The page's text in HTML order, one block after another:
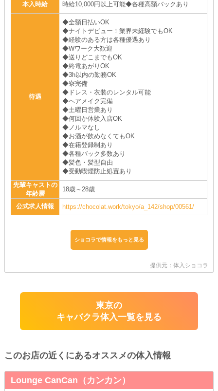
本入時給 時給10,000円以上可能◆各種高額バックあり
待遇
◆全額日払いOK
◆ナイトデビュー！業界未経験でもOK
◆経験のある方は各種優遇あり
◆Wワーク大歓迎
◆送りどこまでもOK
◆終電あがりOK
◆3h以内の勤務OK
◆寮完備
◆ドレス・衣装のレンタル可能
◆ヘアメイク完備
◆土曜日営業あり
◆何回か体験入店OK
◆ノルマなし
◆お酒が飲めなくてもOK
◆在籍登録制あり
◆各種バック多数あり
◆髪色・髪型自由
◆受動喫煙防止処置あり
先輩キャストの
年齢層
18歳～28歳
公式求人情報 https://chocolat.work/tokyo/a_142/shop/00561/
ショコラで情報をもっと見る
提供元：体入ショコラ
東京の
キャバクラ体入一覧を見る
このお店の近くにあるオススメの体入情報
Lounge CanCan（カンカン）